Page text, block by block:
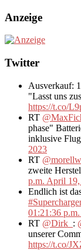
Anzeige
Twitter
Ausverkauf:
"Lasst uns
https://t.co/
RT
phase"
inklusive
2023
RT
zweite
p.m. April
Endlich ist
01:21:36
RT @Dirk_ :
unserer
https://t.co/